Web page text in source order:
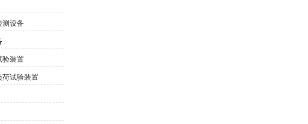
测设备
验装置
荷试验装置